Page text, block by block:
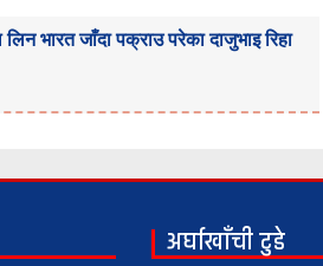
भारत जाँदा पक्राउ परेका दाजुभाइ रिहा
अर्घाखाँची टुडे